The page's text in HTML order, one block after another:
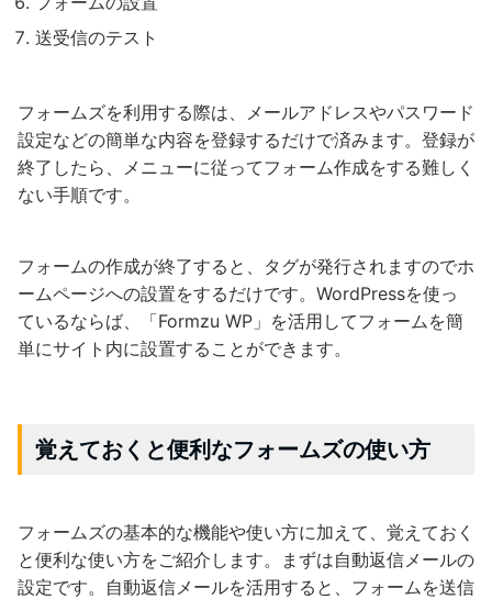
送受信のテスト
フォームズを利用する際は、メールアドレスやパスワード
設定などの簡単な内容を登録するだけで済みます。登録が
終了したら、メニューに従ってフォーム作成をする難しく
ない手順です。
フォームの作成が終了すると、タグが発行されますのでホ
ームページへの設置をするだけです。WordPressを使っ
ているならば、「Formzu WP」を活用してフォームを簡
単にサイト内に設置することができます。
覚えておくと便利なフォームズの使い方
フォームズの基本的な機能や使い方に加えて、覚えておく
と便利な使い方をご紹介します。まずは自動返信メールの
設定です。自動返信メールを活用すると、フォームを送信